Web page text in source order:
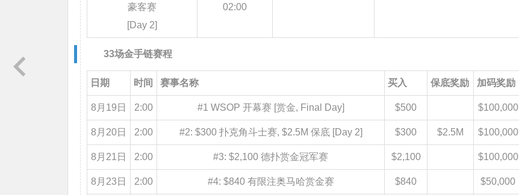
豪客赛
[Day 2]
02:00
33场金手链赛程
日期 时间 赛事名称 买入 保底奖励 加码奖励
8月19日 2:00 #1 WSOP 开幕赛 [赏金, Final Day] $500 $100,000
8月20日 2:00 #2: $300 扑克角斗士赛, $2.5M 保底 [Day 2] $300 $2.5M $100,000
8月21日 2:00 #3: $2,100 德扑赏金冠军赛 $2,100 $100,000
8月23日 2:00 #4: $840 有限注奥马哈赏金赛 $840 $50,000